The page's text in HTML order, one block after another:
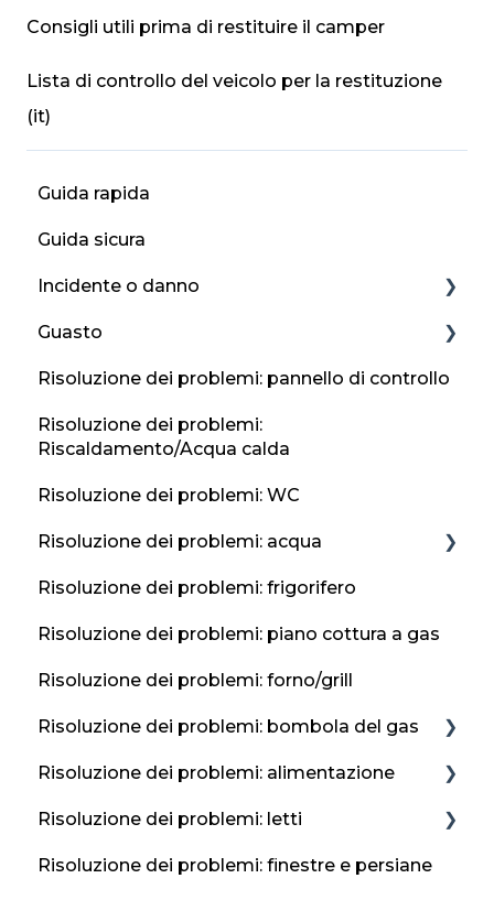
Consigli utili prima di restituire il camper
Lista di controllo del veicolo per la restituzione
(it)
Guida rapida
Guida sicura
Incidente o danno
Incidente
Segnala un incidente o un danno al Regno
Informazioni sui contatti di emergenza
Guasto
Gomma a terra
Guida ai guasti
Risoluzione dei problemi: pannello di controllo
Risoluzione dei problemi:
Riscaldamento/Acqua calda
Risoluzione dei problemi: WC
Risoluzione dei problemi: acqua
Rubinetti e lavandini
Protezione antigelo
Risoluzione dei problemi: frigorifero
Risoluzione dei problemi: piano cottura a gas
Risoluzione dei problemi: forno/grill
Risoluzione dei problemi: bombola del gas
Posizioni di ricarica
Gas in bombola
Se senti odore di gas?
Risoluzione dei problemi: alimentazione
Pannelli solari
Alimentazione di rete / 230 V
Risoluzione dei problemi: letti
Altre conversioni del letto
Risoluzione dei problemi: finestre e persiane